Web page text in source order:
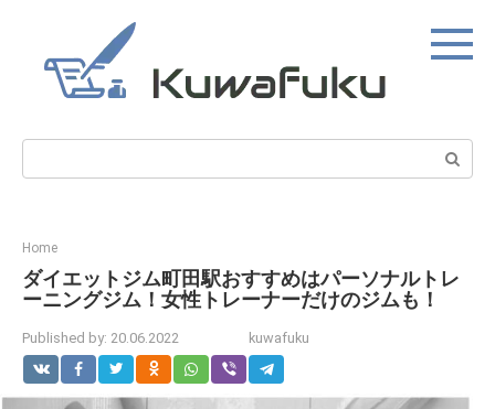
content
Search:
Home
ダイエットジム町田駅おすすめはパーソナルトレ
ーニングジム！女性トレーナーだけのジムも！
Published by: 20.06.2022 kuwafuku